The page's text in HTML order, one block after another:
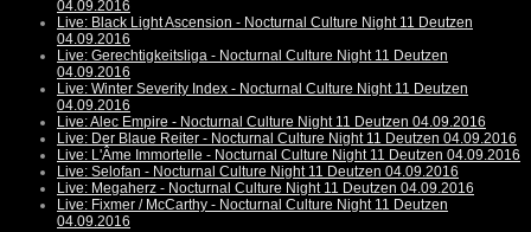
04.09.2016
Live: Black Light Ascension - Nocturnal Culture Night 11 Deutzen
04.09.2016
Live: Gerechtigkeitsliga - Nocturnal Culture Night 11 Deutzen
04.09.2016
Live: Winter Severity Index - Nocturnal Culture Night 11 Deutzen
04.09.2016
Live: Alec Empire - Nocturnal Culture Night 11 Deutzen 04.09.2016
Live: Der Blaue Reiter - Nocturnal Culture Night 11 Deutzen 04.09.2016
Live: L'Âme Immortelle - Nocturnal Culture Night 11 Deutzen 04.09.2016
Live: Selofan - Nocturnal Culture Night 11 Deutzen 04.09.2016
Live: Megaherz - Nocturnal Culture Night 11 Deutzen 04.09.2016
Live: Fixmer / McCarthy - Nocturnal Culture Night 11 Deutzen
04.09.2016